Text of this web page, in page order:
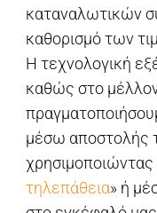
καταναλωτικών
καθορισμό των
Η τεχνολογική
καθώς στο
μέσω αποστολής
χρησιμοποιώντας
τηλεπάθεια» ή